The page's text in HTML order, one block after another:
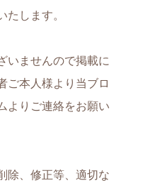
たします。
いませんので掲載に
ご本人様より当ブロ
よりご連絡をお願い
除、修正等、適切な